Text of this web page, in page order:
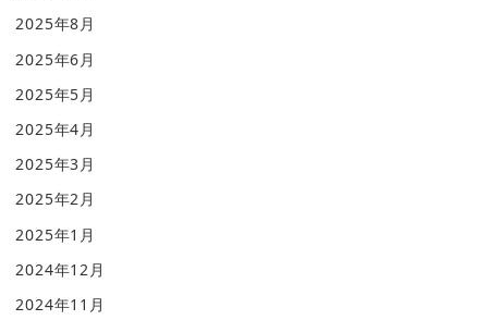
2025年8月
2025年6月
2025年5月
2025年4月
2025年3月
2025年2月
2025年1月
2024年12月
2024年11月